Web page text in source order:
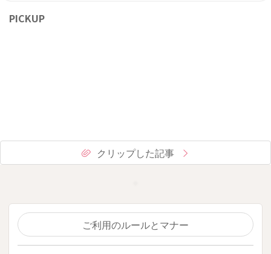
PICKUP
クリップした記事
ご利用のルールとマナー